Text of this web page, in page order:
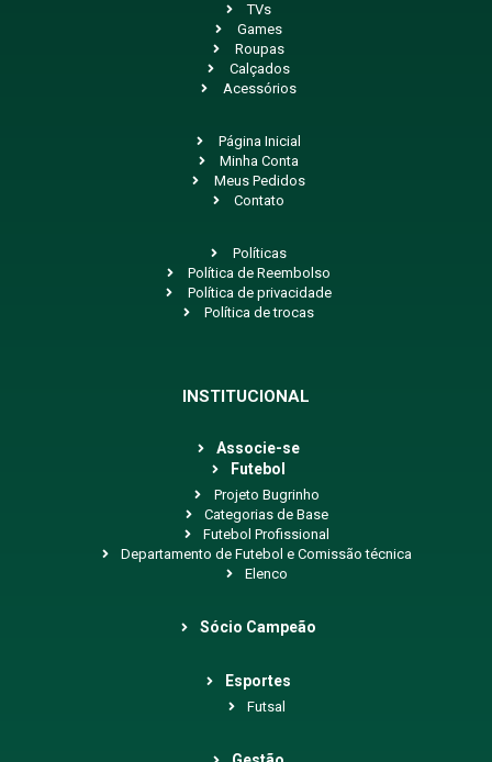
TVs
Games
Roupas
Calçados
Acessórios
Página Inicial
Minha Conta
Meus Pedidos
Contato
Políticas
Política de Reembolso
Política de privacidade
Política de trocas
INSTITUCIONAL
Associe-se
Futebol
Projeto Bugrinho
Categorias de Base
Futebol Profissional
Departamento de Futebol e Comissão técnica
Elenco
Sócio Campeão
Esportes
Futsal